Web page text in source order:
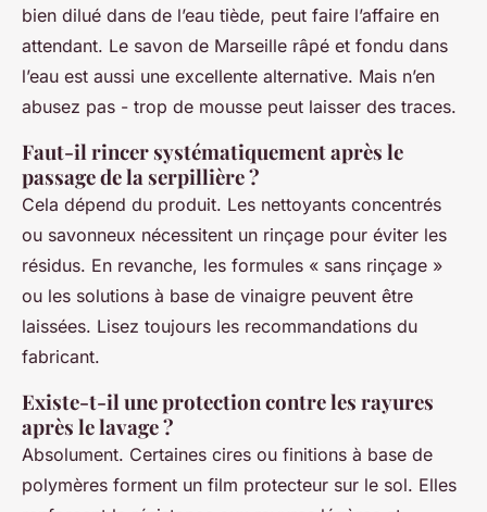
bien dilué dans de l’eau tiède, peut faire l’affaire en
attendant. Le savon de Marseille râpé et fondu dans
l’eau est aussi une excellente alternative. Mais n’en
abusez pas - trop de mousse peut laisser des traces.
Faut-il rincer systématiquement après le
passage de la serpillière ?
Cela dépend du produit. Les nettoyants concentrés
ou savonneux nécessitent un rinçage pour éviter les
résidus. En revanche, les formules « sans rinçage »
ou les solutions à base de vinaigre peuvent être
laissées. Lisez toujours les recommandations du
fabricant.
Existe-t-il une protection contre les rayures
après le lavage ?
Absolument. Certaines cires ou finitions à base de
polymères forment un film protecteur sur le sol. Elles